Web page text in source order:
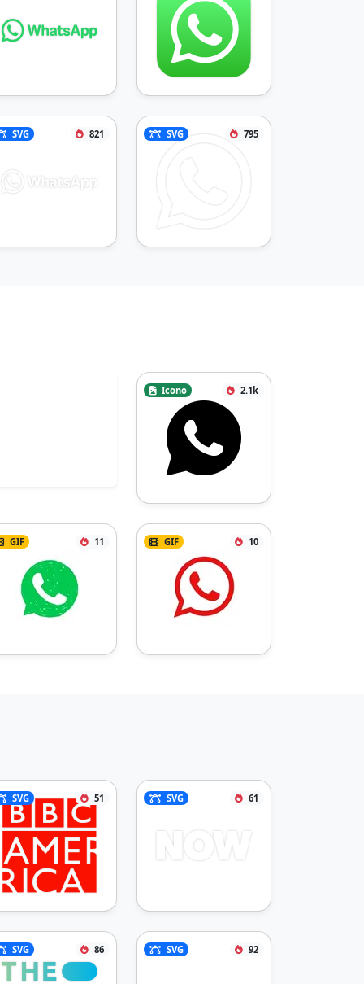
SVG 821 SVG 795
Icono 2.1k
GIF 11 GIF 10
SVG 51 SVG 61
SVG 86 SVG 92